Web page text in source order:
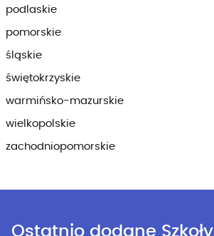
podlaskie
pomorskie
śląskie
świętokrzyskie
warmińsko-mazurskie
wielkopolskie
zachodniopomorskie
Ostatnio dodane Szkoły